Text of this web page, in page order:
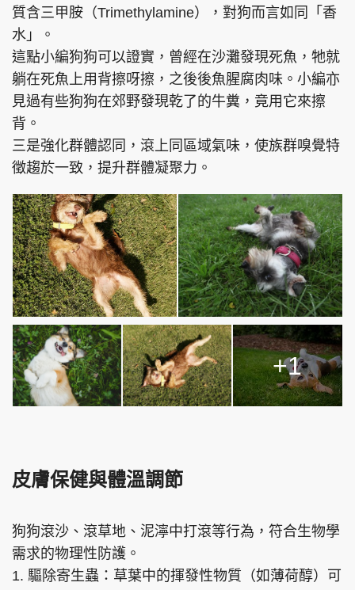
質含三甲胺（Trimethylamine），對狗而言如同「香
水」。
這點小編狗狗可以證實，曾經在沙灘發現死魚，牠就
躺在死魚上用背擦呀擦，之後後魚腥腐肉味。小編亦
見過有些狗狗在郊野發現乾了的牛糞，竟用它來擦
背。
三是強化群體認同，滾上同區域氣味，使族群嗅覺特
徵趨於一致，提升群體凝聚力。
+1
皮膚保健與體溫調節
狗狗滾沙、滾草地、泥濘中打滾等行為，符合生物學
需求的物理性防護。
1. 驅除寄生蟲：草葉中的揮發性物質（如薄荷醇）可